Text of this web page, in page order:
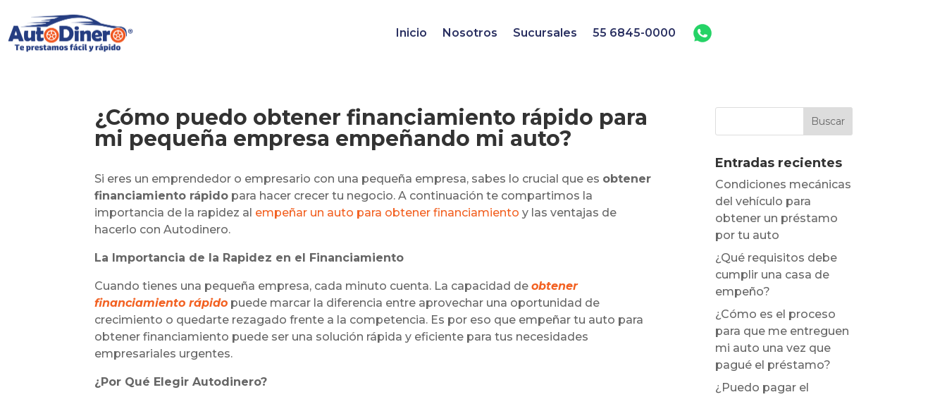
Inicio Nosotros Sucursales 55 6845-0000
¿Cómo puedo obtener financiamiento rápido para
mi pequeña empresa empeñando mi auto?
Si eres un emprendedor o empresario con una pequeña empresa, sabes lo crucial que es obtener
financiamiento rápido para hacer crecer tu negocio. A continuación te compartimos la
importancia de la rapidez al empeñar un auto para obtener financiamiento y las ventajas de
hacerlo con Autodinero.
La Importancia de la Rapidez en el Financiamiento
Cuando tienes una pequeña empresa, cada minuto cuenta. La capacidad deobtener
financiamiento rápido puede marcar la diferencia entre aprovechar una oportunidad de
crecimiento o quedarte rezagado frente a la competencia. Es por eso que empeñar tu auto para
obtener financiamiento puede ser una solución rápida y eficiente para tus necesidades
empresariales urgentes.
¿Por Qué Elegir Autodinero?
Entradas recientes
Condiciones mecánicas
del vehículo para
obtener un préstamo
por tu auto
¿Qué requisitos debe
cumplir una casa de
empeño?
¿Cómo es el proceso
para que me entreguen
mi auto una vez que
pagué el préstamo?
¿Puedo pagar el